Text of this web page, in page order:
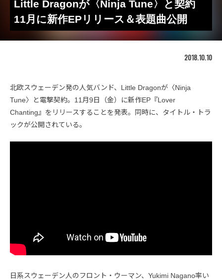
Little Dragonが〈Ninja Tune〉と契約
11月に新作EPリリース＆表題曲公開
2018.10.10
北欧スウェーデン発の人気バンド、Little Dragonが〈Ninja
Tune〉と電撃契約。11月9日（金）に新作EP『Lover
Chanting』をリリースすることを発表。同時に、タイトル・トラ
ックが公開されている。
日系スウェーデン人のフロント・ウーマン、Yukimi Nagano率い